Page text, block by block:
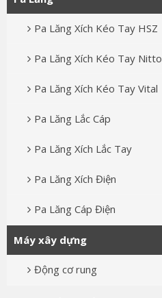
Pa Lăng Xích Kéo Tay HSZ
Pa Lăng Xích Kéo Tay Nitto
Pa Lăng Xích Kéo Tay Vital
Pa Lăng Lắc Cáp
Pa Lăng Xích Lắc Tay
Pa Lăng Xích Điện
Pa Lăng Cáp Điện
Máy xây dựng
Động cơ rung